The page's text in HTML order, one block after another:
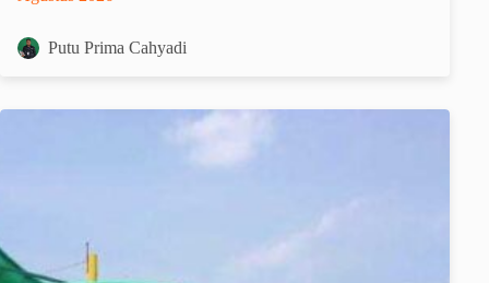
Putu Prima Cahyadi